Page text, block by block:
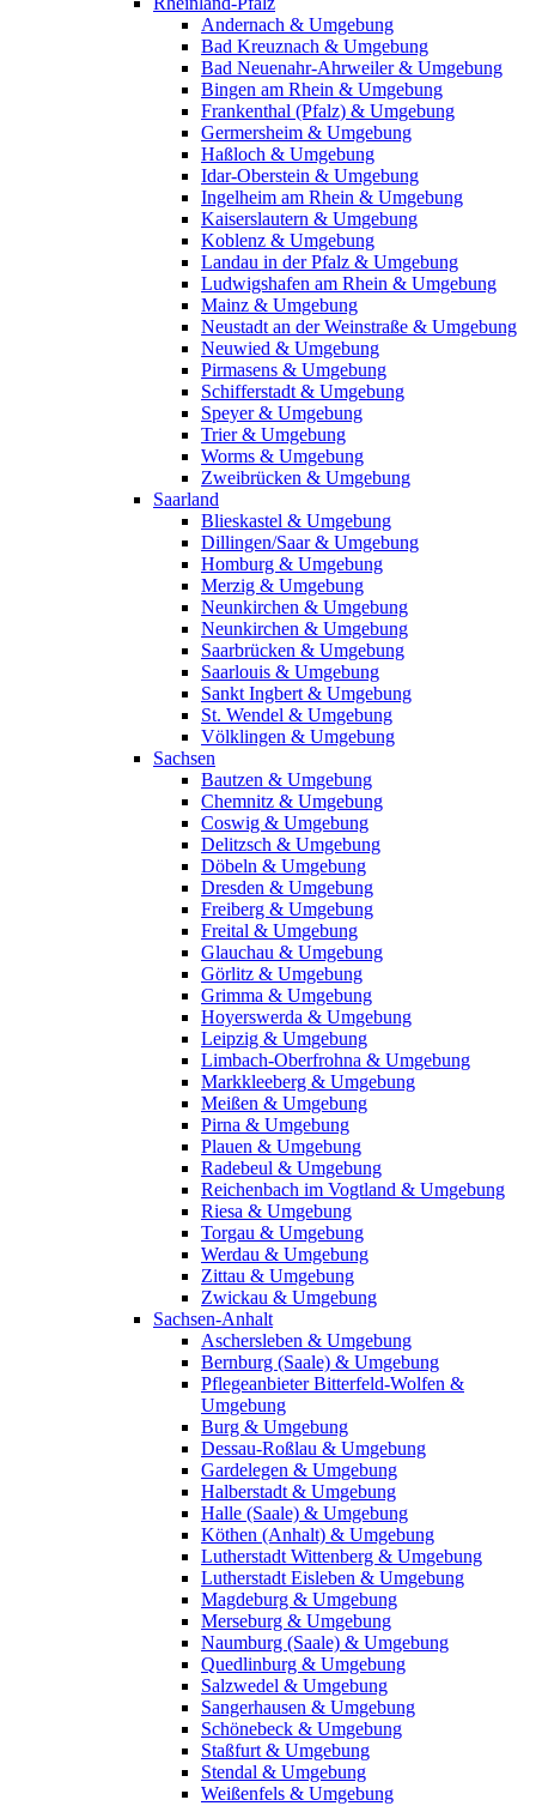
Andernach & Umgebung
Bad Kreuznach & Umgebung
Bad Neuenahr-Ahrweiler & Umgebung
Bingen am Rhein & Umgebung
Frankenthal (Pfalz) & Umgebung
Germersheim & Umgebung
Haßloch & Umgebung
Idar-Oberstein & Umgebung
Ingelheim am Rhein & Umgebung
Kaiserslautern & Umgebung
Koblenz & Umgebung
Landau in der Pfalz & Umgebung
Ludwigshafen am Rhein & Umgebung
Mainz & Umgebung
Neustadt an der Weinstraße & Umgebung
Neuwied & Umgebung
Pirmasens & Umgebung
Schifferstadt & Umgebung
Speyer & Umgebung
Trier & Umgebung
Worms & Umgebung
Zweibrücken & Umgebung
Saarland
Blieskastel & Umgebung
Dillingen/Saar & Umgebung
Homburg & Umgebung
Merzig & Umgebung
Neunkirchen & Umgebung
Neunkirchen & Umgebung
Saarbrücken & Umgebung
Saarlouis & Umgebung
Sankt Ingbert & Umgebung
St. Wendel & Umgebung
Völklingen & Umgebung
Sachsen
Bautzen & Umgebung
Chemnitz & Umgebung
Coswig & Umgebung
Delitzsch & Umgebung
Döbeln & Umgebung
Dresden & Umgebung
Freiberg & Umgebung
Freital & Umgebung
Glauchau & Umgebung
Görlitz & Umgebung
Grimma & Umgebung
Hoyerswerda & Umgebung
Leipzig & Umgebung
Limbach-Oberfrohna & Umgebung
Markkleeberg & Umgebung
Meißen & Umgebung
Pirna & Umgebung
Plauen & Umgebung
Radebeul & Umgebung
Reichenbach im Vogtland & Umgebung
Riesa & Umgebung
Torgau & Umgebung
Werdau & Umgebung
Zittau & Umgebung
Zwickau & Umgebung
Sachsen-Anhalt
Aschersleben & Umgebung
Bernburg (Saale) & Umgebung
Pflegeanbieter Bitterfeld-Wolfen &
Umgebung
Burg & Umgebung
Dessau-Roßlau & Umgebung
Gardelegen & Umgebung
Halberstadt & Umgebung
Halle (Saale) & Umgebung
Köthen (Anhalt) & Umgebung
Lutherstadt Wittenberg & Umgebung
Lutherstadt Eisleben & Umgebung
Magdeburg & Umgebung
Merseburg & Umgebung
Naumburg (Saale) & Umgebung
Quedlinburg & Umgebung
Salzwedel & Umgebung
Sangerhausen & Umgebung
Schönebeck & Umgebung
Staßfurt & Umgebung
Stendal & Umgebung
Weißenfels & Umgebung